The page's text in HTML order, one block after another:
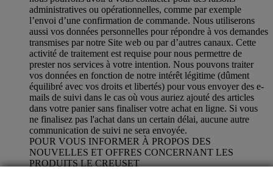
administratives ou opérationnelles, comme par exemple
l’envoi d’une confirmation de commande. Nous utiliserons
aussi vos données personnelles pour répondre à vos demandes
transmises par notre Site web ou par d’autres canaux. Cette
activité de traitement est requise pour nous permettre de
prester nos services à votre intention. Nous pouvons traiter
vos données en fonction de notre intérêt légitime (dûment
équilibré avec vos droits et libertés) pour vous envoyer des e-
mails de suivi dans le cas où vous auriez ajouté des articles
dans votre panier sans finaliser votre achat en ligne. Si vous
ne finalisez pas l'achat dans un certain délai, aucune autre
communication de suivi ne sera envoyée.
POUR VOUS INFORMER À PROPOS DES
NOUVELLES ET OFFRES CONCERNANT LES
PRODUITS LE CREUSET